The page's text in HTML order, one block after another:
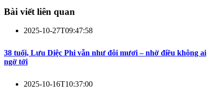
Bài viết liên quan
2025-10-27T09:47:58
38 tuổi, Lưu Diệc Phi vẫn như đôi mươi – nhờ điều không ai
ngờ tới
2025-10-16T10:37:00